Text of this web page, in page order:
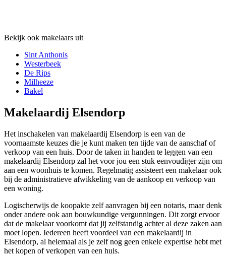
Bekijk ook makelaars uit
Sint Anthonis
Westerbeek
De Rips
Milheeze
Bakel
Makelaardij Elsendorp
Het inschakelen van makelaardij Elsendorp is een van de
voornaamste keuzes die je kunt maken ten tijde van de aanschaf of
verkoop van een huis. Door de taken in handen te leggen van een
makelaardij Elsendorp zal het voor jou een stuk eenvoudiger zijn om
aan een woonhuis te komen. Regelmatig assisteert een makelaar ook
bij de administratieve afwikkeling van de aankoop en verkoop van
een woning.
Logischerwijs de koopakte zelf aanvragen bij een notaris, maar denk
onder andere ook aan bouwkundige vergunningen. Dit zorgt ervoor
dat de makelaar voorkomt dat jij zelfstandig achter al deze zaken aan
moet lopen. Iedereen heeft voordeel van een makelaardij in
Elsendorp, al helemaal als je zelf nog geen enkele expertise hebt met
het kopen of verkopen van een huis.